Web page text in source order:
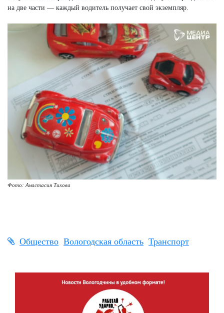
на две части — каждый водитель получает свой экземпляр.
Фото: Анастасия Тихова
Общество Вологодская область Транспорт